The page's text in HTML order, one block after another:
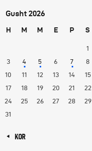
Gusht 2026
H M M E P S
1
3
4 5 6 7 8
10
11 12 13 14 15
17
18 19 20 21 22
24
25 26 27 28 29
31
« KOR